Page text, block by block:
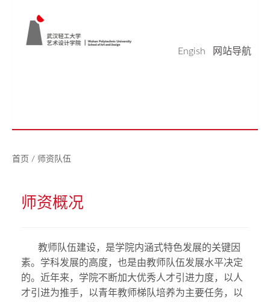
Engish
网站导航
首页 / 师资队伍
师资概况
教师队伍建设，是学院内涵式特色发展的关键因
素。学科发展的高度，也是由教师队伍发展水平决定
的。近年来，学院不断加大优秀人才引进力度，以人
才引进为推手，以青年教师梯队培养为主要任务，以